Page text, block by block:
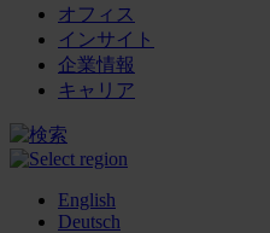
オフィス
インサイト
企業情報
キャリア
English
Deutsch